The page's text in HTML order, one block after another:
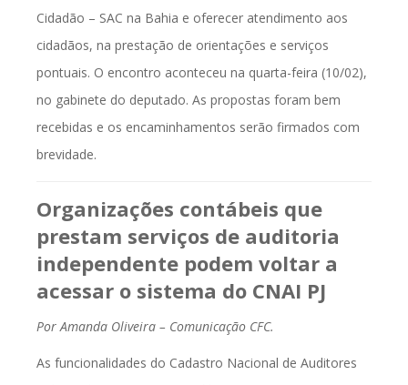
Cidadão – SAC na Bahia e oferecer atendimento aos
cidadãos, na prestação de orientações e serviços
pontuais. O encontro aconteceu na quarta-feira (10/02),
no gabinete do deputado. As propostas foram bem
recebidas e os encaminhamentos serão firmados com
brevidade.
Organizações contábeis que
prestam serviços de auditoria
independente podem voltar a
acessar o sistema do CNAI PJ
Por Amanda Oliveira – Comunicação CFC.
As funcionalidades do Cadastro Nacional de Auditores